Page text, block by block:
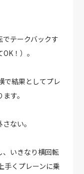
テークバックす
！）。
で結果としてプレ
す。
ない。
いきなり横回転
手くプレーンに乗